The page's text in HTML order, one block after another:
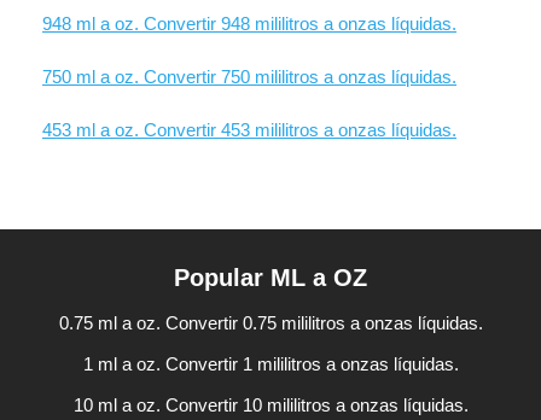
948 ml a oz. Convertir 948 mililitros a onzas líquidas.
750 ml a oz. Convertir 750 mililitros a onzas líquidas.
453 ml a oz. Convertir 453 mililitros a onzas líquidas.
Popular ML a OZ
0.75 ml a oz. Convertir 0.75 mililitros a onzas líquidas.
1 ml a oz. Convertir 1 mililitros a onzas líquidas.
10 ml a oz. Convertir 10 mililitros a onzas líquidas.